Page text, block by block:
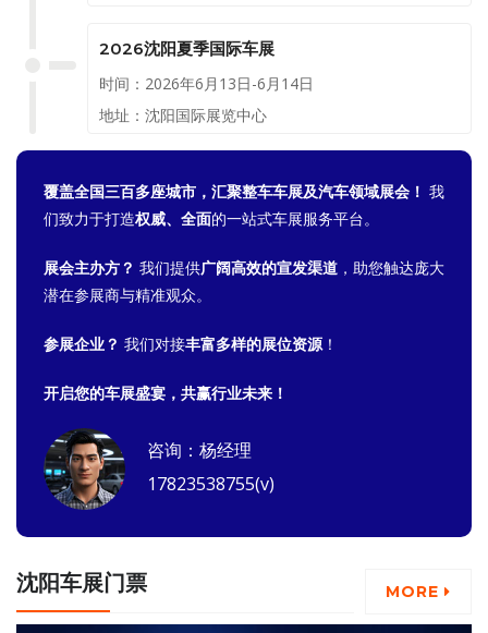
2026沈阳夏季国际车展
时间：2026年6月13日-6月14日
地址：沈阳国际展览中心
覆盖全国三百多座城市，汇聚整车车展及汽车领域展会！ 我
们致力于打造权威、全面的一站式车展服务平台。
展会主办方？ 我们提供广阔高效的宣发渠道 ，助您触达庞大
潜在参展商与精准观众。
参展企业？ 我们对接丰富多样的展位资源！
开启您的车展盛宴，共赢行业未来！
咨询：杨经理
17823538755(v)
沈阳车展门票 MORE